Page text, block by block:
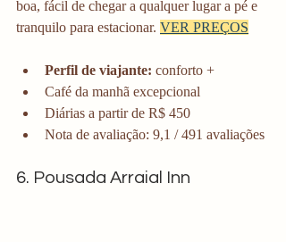
boa, fácil de chegar a qualquer lugar a pé e
tranquilo para estacionar. VER PREÇOS
Perfil de viajante: conforto +
Café da manhã excepcional
Diárias a partir de R$ 450
Nota de avaliação: 9,1 / 491 avaliações
6. Pousada Arraial Inn